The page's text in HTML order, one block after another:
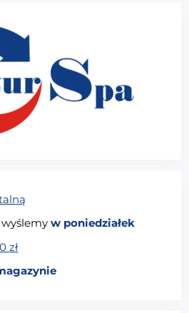
wyślemyw poniedziałek
zł